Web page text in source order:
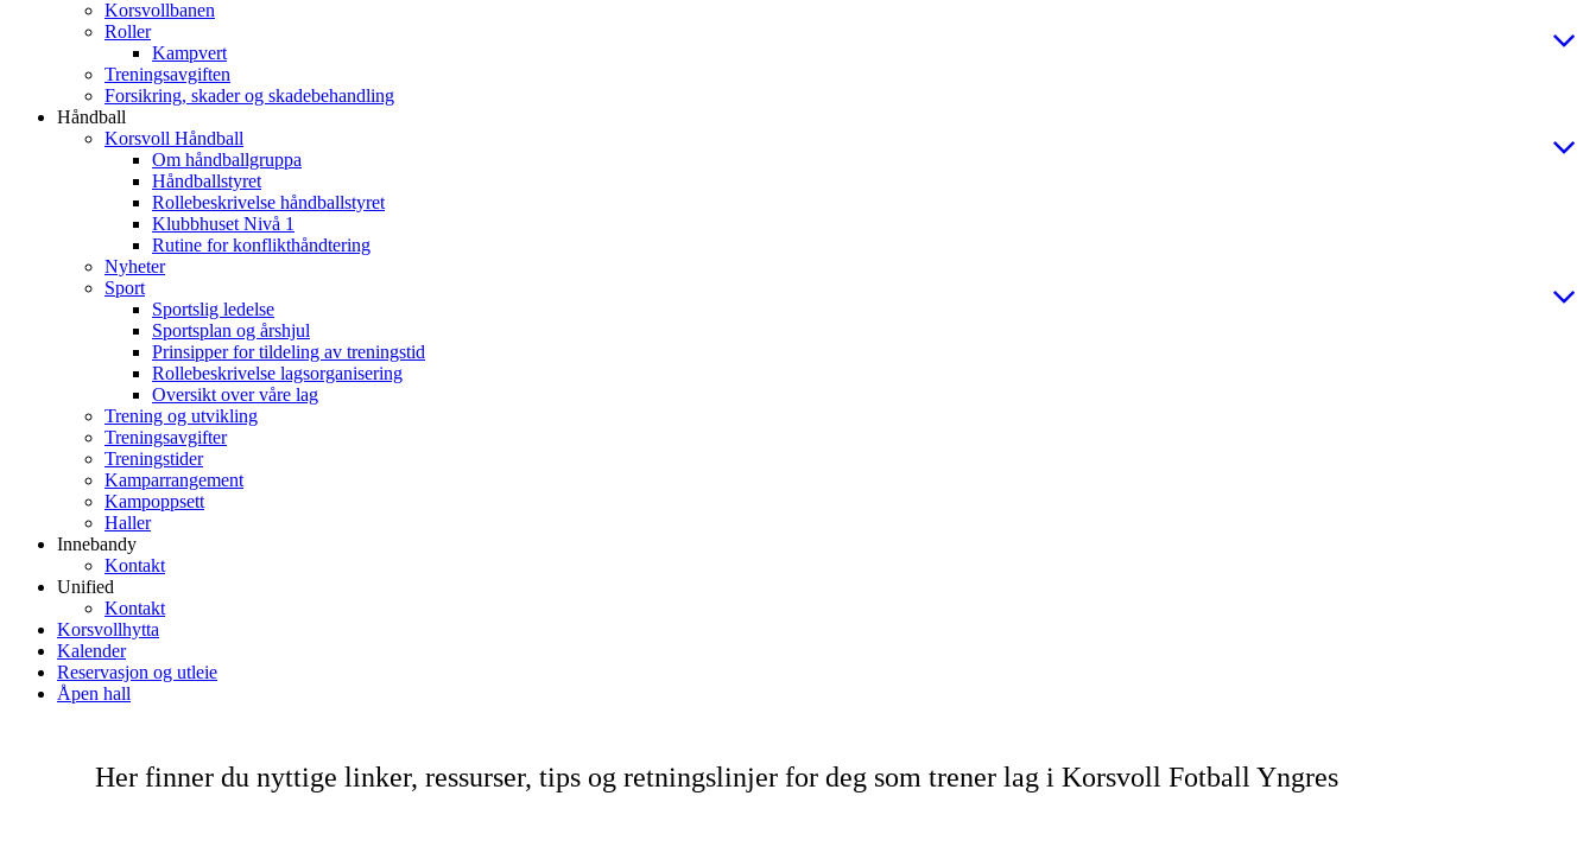
Korsvollbanen
Roller
Kampvert
Treningsavgiften
Forsikring, skader og skadebehandling
Håndball
Korsvoll Håndball
Om håndballgruppa
Håndballstyret
Rollebeskrivelse håndballstyret
Klubbhuset Nivå 1
Rutine for konflikthåndtering
Nyheter
Sport
Sportslig ledelse
Sportsplan og årshjul
Prinsipper for tildeling av treningstid
Rollebeskrivelse lagsorganisering
Oversikt over våre lag
Trening og utvikling
Treningsavgifter
Treningstider
Kamparrangement
Kampoppsett
Haller
Innebandy
Kontakt
Unified
Kontakt
Korsvollhytta
Kalender
Reservasjon og utleie
Åpen hall
Her finner du nyttige linker, ressurser, tips og retningslinjer for deg som trener lag i Korsvoll Fotball Yngres